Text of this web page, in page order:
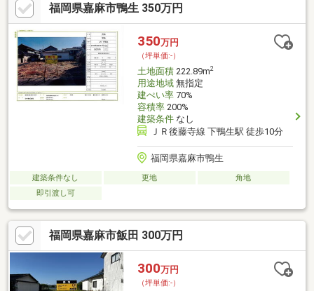
福岡県嘉麻市鴨生 350万円
350万円
（坪単価:-）
土地面積222.89m2
用途地域無指定
建ぺい率70%
容積率200%
建築条件なし
ＪＲ後藤寺線 下鴨生駅 徒歩10分
福岡県嘉麻市鴨生
建築条件なし 更地
角地
即引渡し可
福岡県嘉麻市飯田 300万円
300万円
（坪単価:-）